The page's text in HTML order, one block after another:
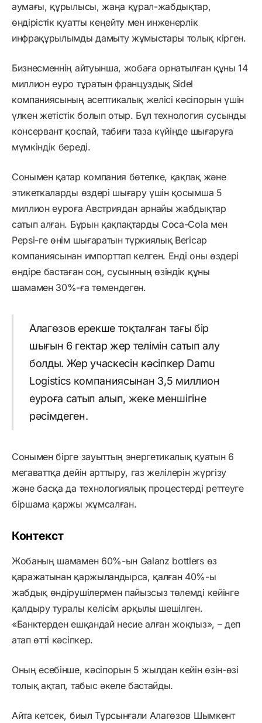
аумағы, құрылысы, жаңа құрал-жабдықтар,
өндірістік қуатты кеңейту мен инженерлік
инфрақұрылымды дамыту жұмыстары толық кірген.
Бизнесменнің айтуынша, жобаға орнатылған құны 14
миллион еуро тұратын француздық Sidel
компаниясының асептикалық желісі кәсіпорын үшін
үлкен жетістік болып отыр. Бұл технология сусынды
консервант қоспай, табиғи таза күйінде шығаруға
мүмкіндік береді.
Сонымен қатар компания бөтелке, қақпақ және
этикеткаларды өздері шығару үшін қосымша 5
миллион еуроға Австриядан арнайы жабдықтар
сатып алған. Бұрын қақпақтарды Coca-Cola мен
Pepsi-ге өнім шығаратын түркиялық Bericap
компаниясынан импорттап келген. Енді оны өздері
өндіре бастаған соң, сусынның өзіндік құны
шамамен 30%-ға төмендеген.
Алагөзов ерекше тоқталған тағы бір
шығын 6 гектар жер телімін сатып алу
болды. Жер учаскесін кәсіпкер Damu
Logistics компаниясынан 3,5 миллион
еуроға сатып алып, жеке меншігіне
рәсімдеген.
Сонымен бірге зауыттың энергетикалық қуатын 6
мегаваттқа дейін арттыру, газ желілерін жүргізу
және басқа да технологиялық процестерді реттеуге
біршама қаржы жұмсалған.
Контекст
Жобаның шамамен 60%-ын Galanz bottlers өз
қаражатынан қаржыландырса, қалған 40%-ы
жабдық өндірушілермен пайызсыз төлемді кейінге
қалдыру туралы келісім арқылы шешілген.
«Банктерден ешқандай несие алған жоқпыз», – деп
атап өтті кәсіпкер.
Оның есебінше, кәсіпорын 5 жылдан кейін өзін-өзі
толық ақтап, табыс әкеле бастайды.
Айта кетсек, биыл Тұрсынғали Алагөзов Шымкент